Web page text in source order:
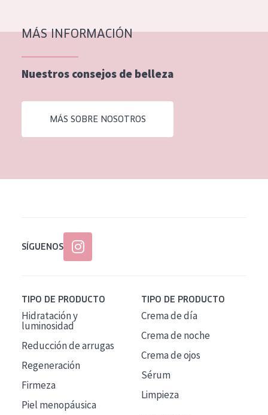
MÁS INFORMACIÓN
Nuestros consejos de belleza
MÁS SOBRE NOSOTROS
SÍGUENOS
TIPO DE PRODUCTO
Hidratación y
luminosidad
Reducción de arrugas
Regeneración
Firmeza
Piel menopáusica
TIPO DE PRODUCTO
Crema de día
Crema de noche
Crema de ojos
Sérum
Limpieza